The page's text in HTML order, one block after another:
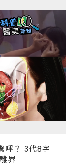
呼？ 3代8字
界